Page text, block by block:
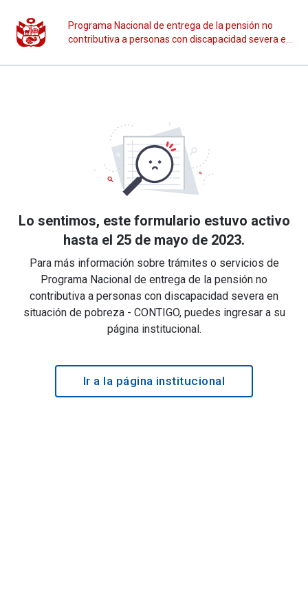
Programa Nacional de entrega de la pensión no
contributiva a personas con discapacidad severa en
Lo sentimos, este formulario estuvo activo
hasta el 25 de mayo de 2023.
Para más información sobre trámites o servicios de
Programa Nacional de entrega de la pensión no
contributiva a personas con discapacidad severa en
situación de pobreza - CONTIGO, puedes ingresar a su
página institucional.
Ir a la página institucional